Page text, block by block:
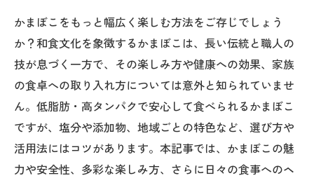
かまぼこをもっと幅広く楽しむ方法をご存じでしょう
か？和食文化を象徴するかまぼこは、長い伝統と職人の
技が息づく一方で、その楽しみ方や健康への効果、家族
の食卓への取り入れ方については意外と知られていませ
ん。低脂肪・高タンパクで安心して食べられるかまぼこ
ですが、塩分や添加物、地域ごとの特色など、選び方や
活用法にはコツがあります。本記事では、かまぼこの魅
力や安全性、多彩な楽しみ方、さらに日々の食事へのヘ